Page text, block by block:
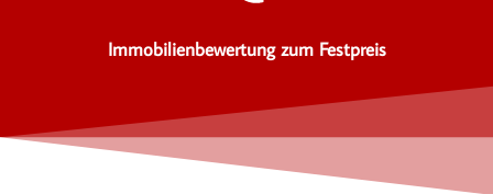
Immobilienbewertung zum Festpreis